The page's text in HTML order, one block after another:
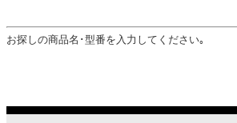
お探しの商品名･型番を入力してください｡